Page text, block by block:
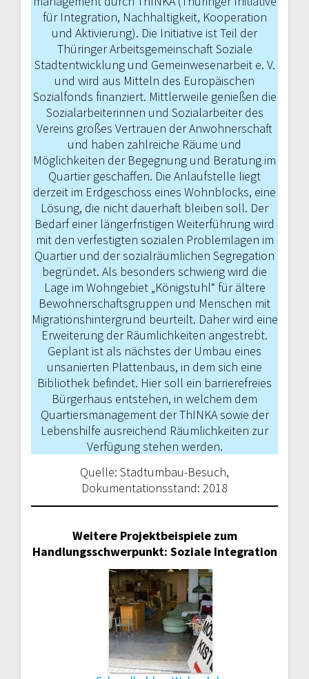
für Integration, Nachhaltigkeit, Kooperation
und Aktivierung). Die Initiati­ve ist Teil der
Thüringer Arbeitsgemein­schaft Soziale
Stadtentwicklung und Gemeinwesenarbeit e. V.
und wird aus Mitteln des Europäischen
Sozialfonds finanziert. Mittlerweile genießen die
Sozialarbeiterinnen und Sozialarbeiter des
Vereins großes Vertrauen der Anwohnerschaft
und ha­ben zahlreiche Räume und
Möglichkeiten der Begegnung und Beratung im
Quartier geschaffen. Die Anlaufstelle liegt
derzeit im Erdgeschoss eines Wohnblocks, eine
Lösung, die nicht dauerhaft bleiben soll. Der
Bedarf einer längerfristigen Weiter­führung wird
mit den verfestigten sozia­len Problemlagen im
Quartier und der sozialräumlichen Segregation
begründet. Als besonders schwierig wird die
Lage im Wohngebiet „Königstuhl“ für ältere
Bewohnerschaftsgruppen und Menschen mit
Migrationshintergrund beurteilt. Daher wird eine
Erweiterung der Räum­lichkeiten angestrebt.
Geplant ist als nächstes der Umbau eines
unsanierten Plattenbaus, in dem sich eine
Bibliothek befindet. Hier soll ein barrierefreies
Bürgerhaus entstehen, in welchem dem
Quartiersmanagement der ThINKA sowie der
Lebenshilfe ausreichend Räumlichkeiten zur
Verfü­gung stehen werden.
Quelle: Stadtumbau-Besuch,
Dokumentationsstand: 2018
Weitere Projektbeispiele zum
Handlungsschwerpunkt: Soziale Integration